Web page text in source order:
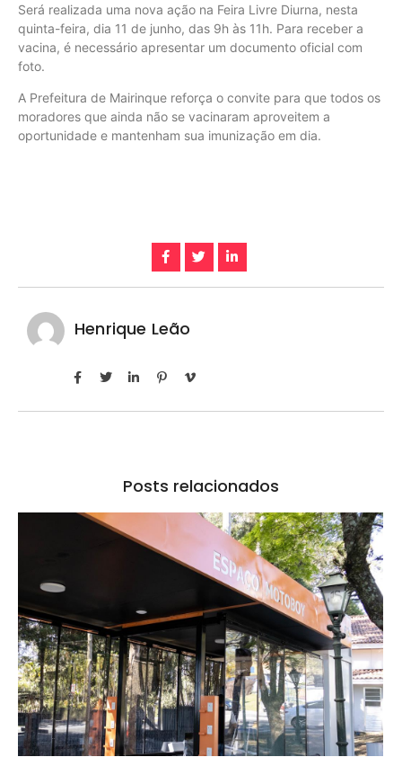
Será realizada uma nova ação na Feira Livre Diurna, nesta
quinta-feira, dia 11 de junho, das 9h às 11h. Para receber a
vacina, é necessário apresentar um documento oficial com
foto.
A Prefeitura de Mairinque reforça o convite para que todos os
moradores que ainda não se vacinaram aproveitem a
oportunidade e mantenham sua imunização em dia.
Henrique Leão
Posts relacionados